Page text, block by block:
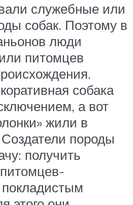
служебные или
собак. Поэтому в
люди
питомцев
собака
а вот
жили в
породы
получить